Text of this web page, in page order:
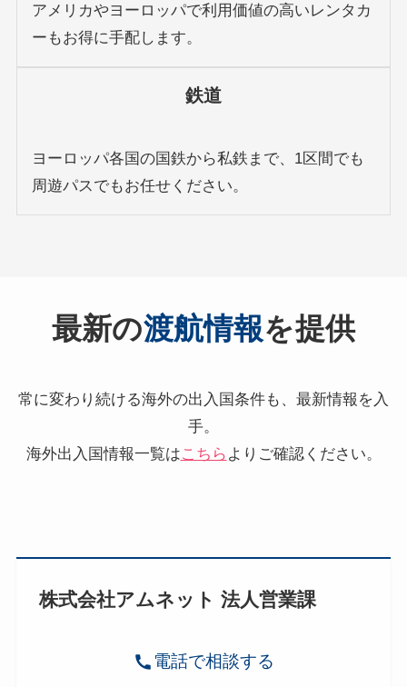
アメリカやヨーロッパで利用価値の高いレンタカ
ーもお得に手配します。
鉄道
ヨーロッパ各国の国鉄から私鉄まで、1区間でも
周遊パスでもお任せください。
最新の渡航情報を提供
常に変わり続ける海外の出入国条件も、最新情報を入
手。
海外出入国情報一覧はこちら よりご確認ください。
株式会社アムネット 法人営業課
電話で相談する